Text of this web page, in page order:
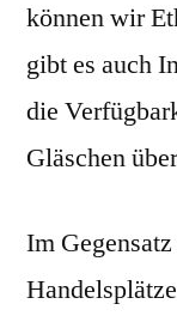
können wir
gibt es auch
die
Gläschen
Im